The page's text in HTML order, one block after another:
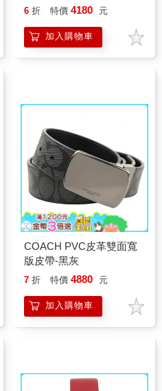
6 折 特價 4180 元
加入購物車
COACH PVC皮革雙面寬
版皮帶-黑灰
7 折 特價 4880 元
加入購物車